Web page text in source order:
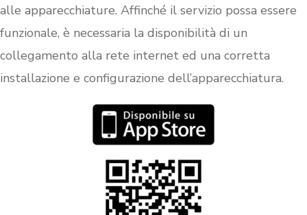
alle apparecchiature. Affinché il servizio possa essere
funzionale, è necessaria la disponibilità di un
collegamento alla rete internet ed una corretta
installazione e configurazione dell’apparecchiatura.